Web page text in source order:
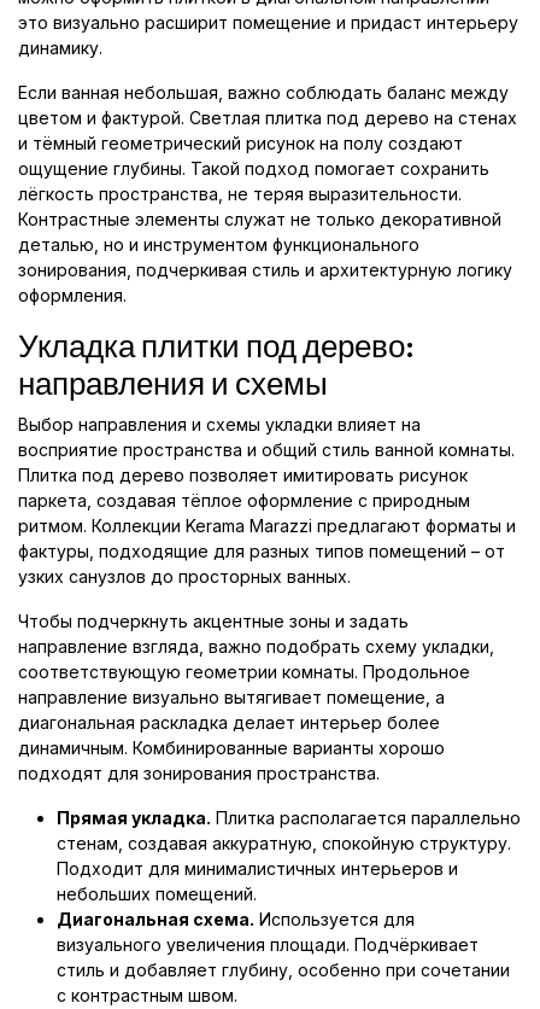
это визуально расширит помещение и придаст интерьеру
динамику.
Если ванная небольшая, важно соблюдать баланс между
цветом и фактурой. Светлая плитка под дерево на стенах
и тёмный геометрический рисунок на полу создают
ощущение глубины. Такой подход помогает сохранить
лёгкость пространства, не теряя выразительности.
Контрастные элементы служат не только декоративной
деталью, но и инструментом функционального
зонирования, подчеркивая стиль и архитектурную логику
оформления.
Укладка плитки под дерево:
направления и схемы
Выбор направления и схемы укладки влияет на
восприятие пространства и общий стиль ванной комнаты.
Плитка под дерево позволяет имитировать рисунок
паркета, создавая тёплое оформление с природным
ритмом. Коллекции Kerama Marazzi предлагают форматы и
фактуры, подходящие для разных типов помещений – от
узких санузлов до просторных ванных.
Чтобы подчеркнуть акцентные зоны и задать
направление взгляда, важно подобрать схему укладки,
соответствующую геометрии комнаты. Продольное
направление визуально вытягивает помещение, а
диагональная раскладка делает интерьер более
динамичным. Комбинированные варианты хорошо
подходят для зонирования пространства.
Прямая укладка. Плитка располагается параллельно
стенам, создавая аккуратную, спокойную структуру.
Подходит для минималистичных интерьеров и
небольших помещений.
Диагональная схема. Используется для
визуального увеличения площади. Подчёркивает
стиль и добавляет глубину, особенно при сочетании
с контрастным швом.